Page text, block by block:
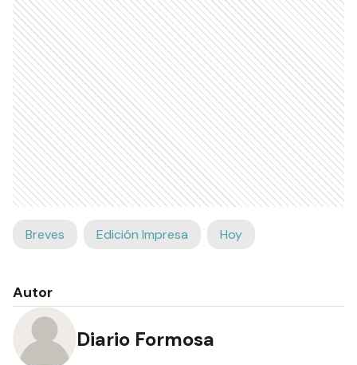
Breves Edición Impresa Hoy
Autor
Diario Formosa